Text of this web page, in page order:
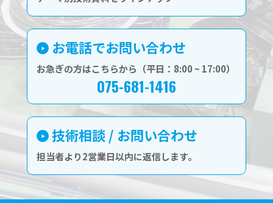
お電話でお問い合わせ
お急ぎの方はこちらから（平日：8:00 ~ 17:00）
075-681-1416
技術相談 / お問い合わせ
担当者より2営業日以内に返信します。